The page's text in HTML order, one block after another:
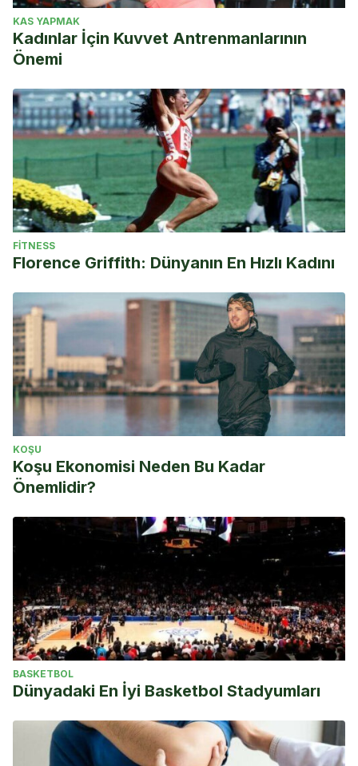
KAS YAPMAK
Kadınlar İçin Kuvvet Antrenmanlarının
Önemi
FITNESS
Florence Griffith: Dünyanın En Hızlı Kadını
KOŞU
Koşu Ekonomisi Neden Bu Kadar
Önemlidir?
BASKETBOL
Dünyadaki En İyi Basketbol Stadyumları